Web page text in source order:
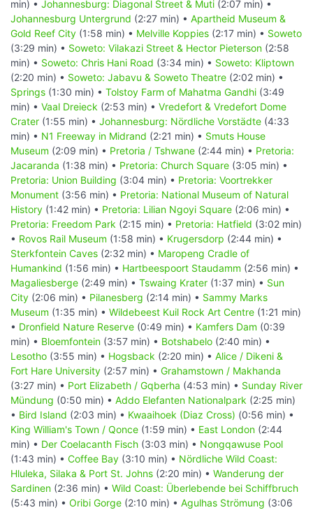
min) • Johannesburg: Diagonal Street & Muti (2:07 min) •
Johannesburg Untergrund (2:27 min) • Apartheid Museum &
Gold Reef City (1:58 min) • Melville Koppies (2:17 min) • Soweto
(3:29 min) • Soweto: Vilakazi Street & Hector Pieterson (2:58
min) • Soweto: Chris Hani Road (3:34 min) • Soweto: Kliptown
(2:20 min) • Soweto: Jabavu & Soweto Theatre (2:02 min) •
Springs (1:30 min) • Tolstoy Farm of Mahatma Gandhi (3:49
min) • Vaal Dreieck (2:53 min) • Vredefort & Vredefort Dome
Crater (1:55 min) • Johannesburg: Nördliche Vorstädte (4:33
min) • N1 Freeway in Midrand (2:21 min) • Smuts House
Museum (2:09 min) • Pretoria / Tshwane (2:44 min) • Pretoria:
Jacaranda (1:38 min) • Pretoria: Church Square (3:05 min) •
Pretoria: Union Building (3:04 min) • Pretoria: Voortrekker
Monument (3:56 min) • Pretoria: National Museum of Natural
History (1:42 min) • Pretoria: Lilian Ngoyi Square (2:06 min) •
Pretoria: Freedom Park (2:15 min) • Pretoria: Hatfield (3:02 min)
• Rovos Rail Museum (1:58 min) • Krugersdorp (2:44 min) •
Sterkfontein Caves (2:32 min) • Maropeng Cradle of
Humankind (1:56 min) • Hartbeespoort Staudamm (2:56 min) •
Magaliesberge (2:49 min) • Tswaing Krater (1:37 min) • Sun
City (2:06 min) • Pilanesberg (2:14 min) • Sammy Marks
Museum (1:35 min) • Wildebeest Kuil Rock Art Centre (1:21 min)
• Dronfield Nature Reserve (0:49 min) • Kamfers Dam (0:39
min) • Bloemfontein (3:57 min) • Botshabelo (2:40 min) •
Lesotho (3:55 min) • Hogsback (2:20 min) • Alice / Dikeni &
Fort Hare University (2:57 min) • Grahamstown / Makhanda
(3:27 min) • Port Elizabeth / Gqberha (4:53 min) • Sunday River
Mündung (0:50 min) • Addo Elefanten Nationalpark (2:25 min)
• Bird Island (2:03 min) • Kwaaihoek (Diaz Cross) (0:56 min) •
King William's Town / Qonce (1:59 min) • East London (2:44
min) • Der Coelacanth Fisch (3:03 min) • Nongqawuse Pool
(1:43 min) • Coffee Bay (3:10 min) • Nördliche Wild Coast:
Hluleka, Silaka & Port St. Johns (2:20 min) • Wanderung der
Sardinen (2:36 min) • Wild Coast: Überlebende bei Schiffbruch
(5:43 min) • Oribi Gorge (2:10 min) • Agulhas Strömung (3:06